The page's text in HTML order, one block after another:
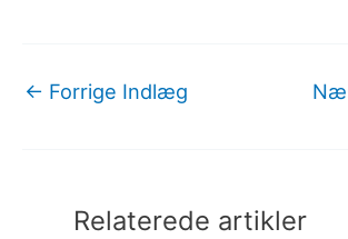
← Forrige Indlæg
Relaterede artikler